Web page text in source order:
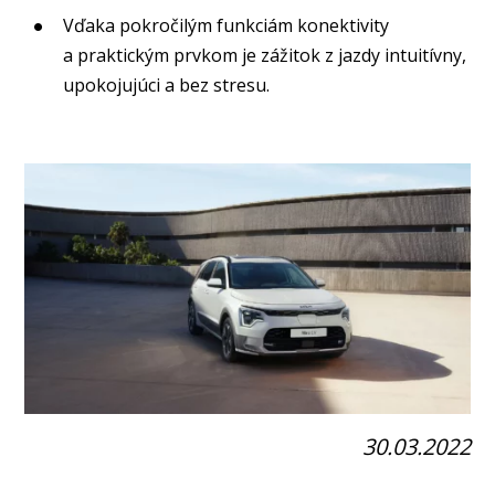
Vďaka pokročilým funkciám konektivity
a praktickým prvkom je zážitok z jazdy intuitívny,
upokojujúci a bez stresu.
30.03.2022